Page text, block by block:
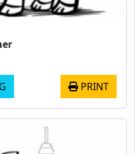
PRINT